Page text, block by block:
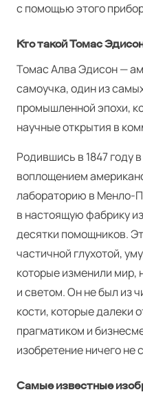
с помощью этого
Кто такой Томас
Томас Алва Эдисон —
самоучка, один из
промышленной эпохи,
научные открытия в
Родившись в 1847 году
воплощением
лабораторию в Менло-
в настоящую фабрику
десятки помощников.
частичной глухотой,
которые изменили мир,
и светом. Он не был из
кости, которые далеки
прагматиком и
изобретение ничего не
Самые известные